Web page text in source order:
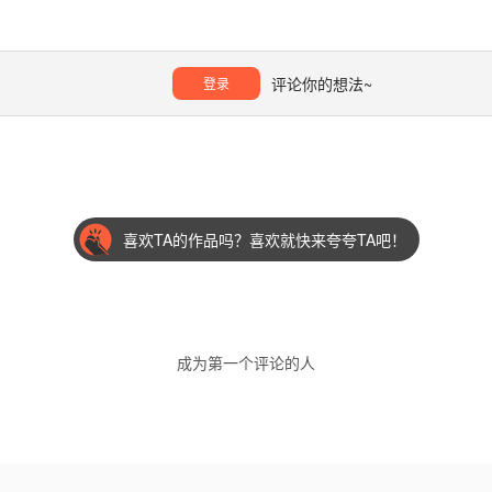
登录 评论你的想法~
喜欢TA的作品吗？喜欢就快来夸夸TA吧！
成为第一个评论的人